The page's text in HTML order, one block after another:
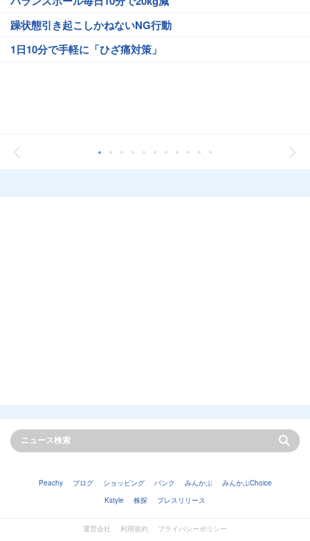
躁状態引き起こしかねないNG行動
1日10分で手軽に「ひざ痛対策」
Peachy ブログ ショッピング バンク みんかぶ
みんかぶChoice
Kstyle
株探 プレスリリース
運営会社 利用規約
プライバシーポリシー